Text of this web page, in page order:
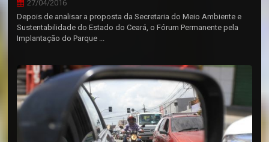
27/04/2016
Depois de analisar a proposta da Secretaria do Meio Ambiente e
Sustentabilidade do Estado do Ceará, o Fórum Permanente pela
Implantação do Parque ...